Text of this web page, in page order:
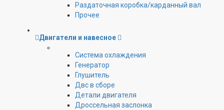
Раздаточная коробка/карданный вал
Прочее
Двигатели и навесное
Cистема охлаждения
Генератор
Глушитель
Двс в сборе
Детали двигателя
Дроссельная заслонка